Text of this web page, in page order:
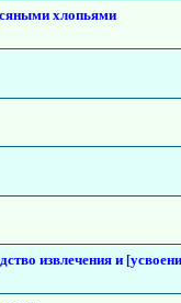
хлопьями
извлечения и